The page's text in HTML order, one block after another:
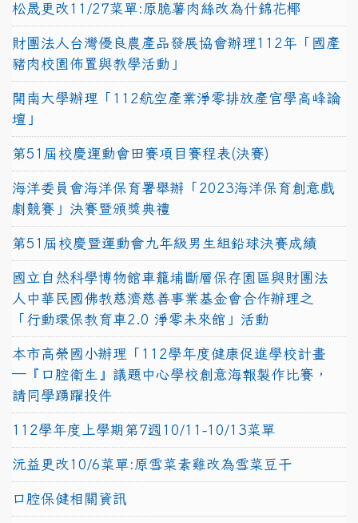
松晟更改11/27菜單:原脆薯肉絲改為什錦花椰
財團法人台灣優良農產品發展協會辦理112年「國產
豬肉校園佈置與教學活動」
開南大學辦理「112航空產業淨零排放產官學高峰論
壇」
第51屆校慶運動會田賽項目賽程表(決賽)
海洋委員會海洋保育署舉辦「2023海洋保育創意戲
劇競賽」決賽暨頒獎典禮
第51屆校慶暨運動會九年級男生組鉛球決賽成績
國立自然科學博物館車籠埔斷層保存園區與財團法
人中華民國佛教慈濟慈善事業基金會合作辦理之
「行動環保教育車2.0 淨零未來館」活動
本市高榮國小辦理「112學年度健康促進學校計畫
─『口腔衛生』議題中心學校創意海報製作比賽，
請同學踴躍投件
112學年度上學期第7週10/11-10/13菜單
沅益更改10/6菜單:原雪菜素雞改為雪菜豆干
口腔保健相關資訊